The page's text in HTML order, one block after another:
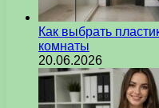
Как выбрать
комнаты
20.06.2026